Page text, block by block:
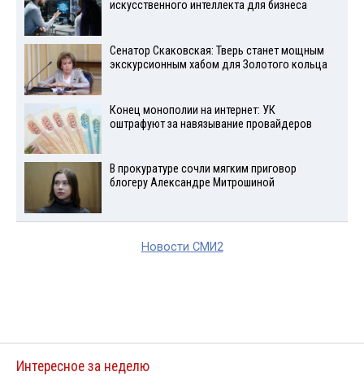
искусственного интеллекта для бизнеса
Сенатор Скаковская: Тверь станет мощным
экскурсионным хабом для Золотого кольца
Конец монополии на интернет: УК
оштрафуют за навязывание провайдеров
В прокуратуре сочли мягким приговор
блогеру Александре Митрошиной
Новости СМИ2
Интересное за неделю